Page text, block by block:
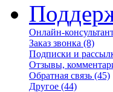
Онлайн-
Заказ звонка (8)
Подписки и
Отзывы,
Обратная связь (45)
Другое (44)